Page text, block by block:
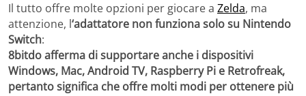
Il tutto offre molte opzioni per giocare a Zelda, ma
attenzione, l‘adattatore non funziona solo su Nintendo
Switch:
8bitdo afferma di supportare anche i dispositivi
Windows, Mac, Android TV, Raspberry Pi e Retrofreak,
pertanto significa che offre molti modi per ottenere più